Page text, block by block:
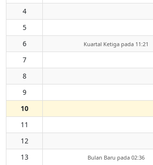
4
5
6
Kuartal Ketiga pada 11:21
7
8
9
10
11
12
13
Bulan Baru pada 02:36